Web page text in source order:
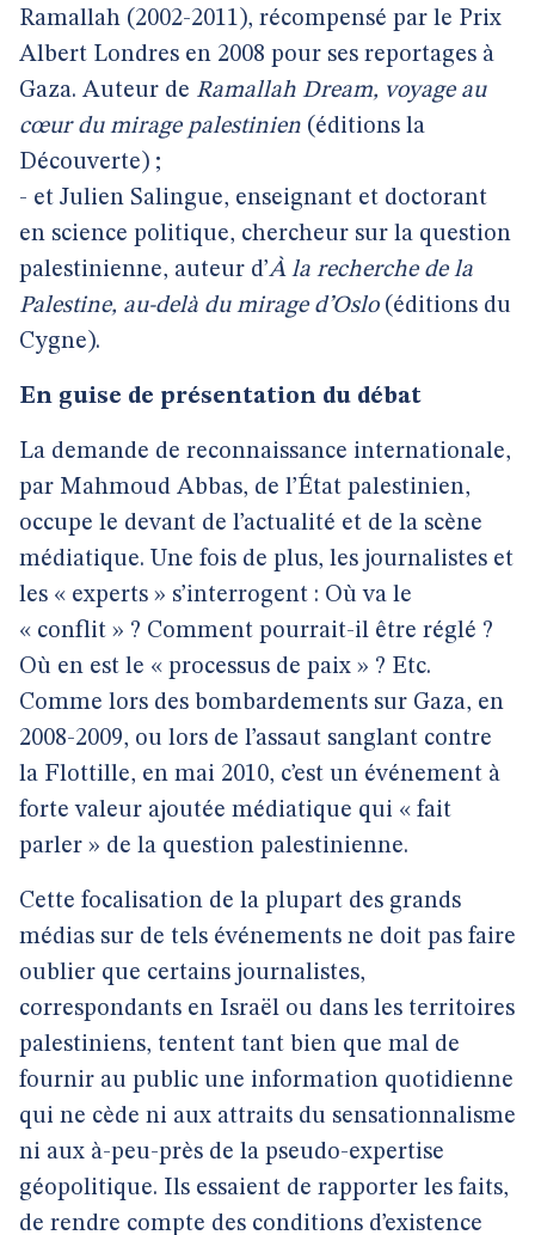
Ramallah (2002-2011), récompensé par le Prix
Albert Londres en 2008 pour ses reportages à
Gaza. Auteur de Ramallah Dream, voyage au
cœur du mirage palestinien (éditions la
Découverte) ;
- et Julien Salingue, enseignant et doctorant
en science politique, chercheur sur la question
palestinienne, auteur d’À la recherche de la
Palestine, au-delà du mirage d’Oslo(éditions du
Cygne).
En guise de présentation du débat
La demande de reconnaissance internationale,
par Mahmoud Abbas, de l’État palestinien,
occupe le devant de l’actualité et de la scène
médiatique. Une fois de plus, les journalistes et
les « experts » s’interrogent : Où va le
« conflit » ? Comment pourrait-il être réglé ?
Où en est le « processus de paix » ? Etc.
Comme lors des bombardements sur Gaza, en
2008-2009, ou lors de l’assaut sanglant contre
la Flottille, en mai 2010, c’est un événement à
forte valeur ajoutée médiatique qui « fait
parler » de la question palestinienne.
Cette focalisation de la plupart des grands
médias sur de tels événements ne doit pas faire
oublier que certains journalistes,
correspondants en Israël ou dans les territoires
palestiniens, tentent tant bien que mal de
fournir au public une information quotidienne
qui ne cède ni aux attraits du sensationnalisme
ni aux à-peu-près de la pseudo-expertise
géopolitique. Ils essaient de rapporter les faits,
de rendre compte des conditions d’existence